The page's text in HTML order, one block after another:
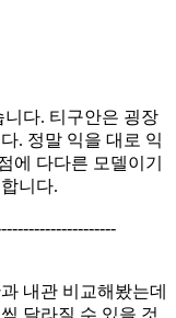
다. 티구안은 굉장
. 정말 익을 대로 익
에 다다른 모델이기
니다.
내관 비교해봤는데